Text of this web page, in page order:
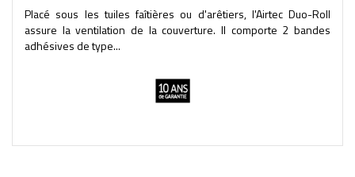
Placé sous les tuiles faîtières ou d'arêtiers, l'Airtec Duo-Roll
assure la ventilation de la couverture. Il comporte 2 bandes
adhésives de type...